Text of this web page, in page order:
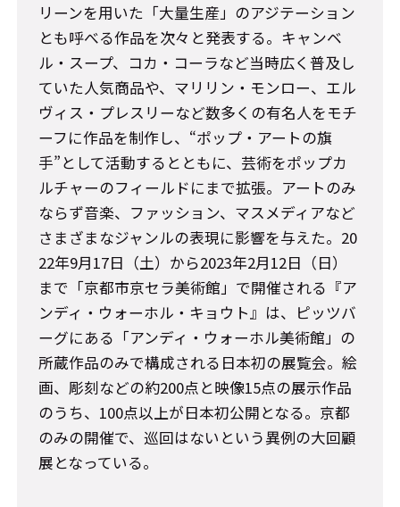
リーンを用いた「大量生産」のアジテーション
とも呼べる作品を次々と発表する。キャンベ
ル・スープ、コカ・コーラなど当時広く普及し
ていた人気商品や、マリリン・モンロー、エル
ヴィス・プレスリーなど数多くの有名人をモチ
ーフに作品を制作し、“ポップ・アートの旗
手”として活動するとともに、芸術をポップカ
ルチャーのフィールドにまで拡張。アートのみ
ならず音楽、ファッション、マスメディアなど
さまざまなジャンルの表現に影響を与えた。20
22年9月17日（土）から2023年2月12日（日）
まで「京都市京セラ美術館」で開催される『ア
ンディ・ウォーホル・キョウト』は、ピッツバ
ーグにある「アンディ・ウォーホル美術館」の
所蔵作品のみで構成される日本初の展覧会。絵
画、彫刻などの約200点と映像15点の展示作品
のうち、100点以上が日本初公開となる。京都
のみの開催で、巡回はないという異例の大回顧
展となっている。